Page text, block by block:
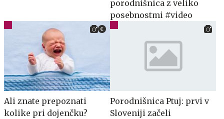
porodnišnica z veliko
posebnostmi #video
Ali znate prepoznati
kolike pri dojenčku?
Porodnišnica Ptuj: prvi v
Sloveniji začeli